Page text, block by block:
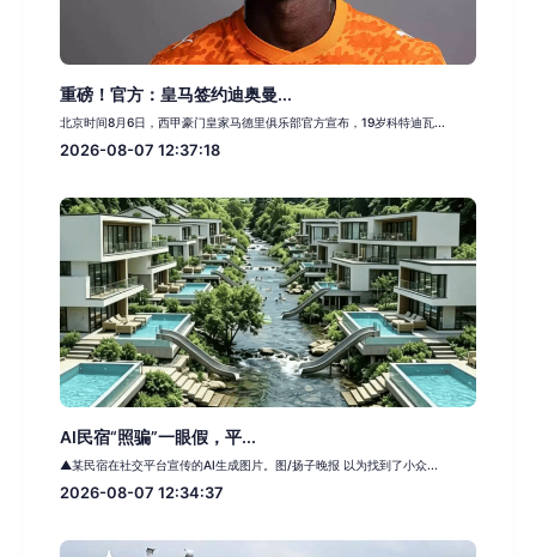
重磅！官方：皇马签约迪奥曼...
北京时间8月6日，西甲豪门皇家马德里俱乐部官方宣布，19岁科特迪瓦...
2026-08-07 12:37:18
AI民宿“照骗”一眼假，平...
▲某民宿在社交平台宣传的AI生成图片。图/扬子晚报 以为找到了小众...
2026-08-07 12:34:37